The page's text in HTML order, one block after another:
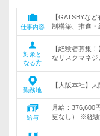
仕事内容
【GATSBYな
制構築、推進・
対象と
なる方
【経験者募集
なリスクマネジ
勤務地
【大阪本社】
給与
月給：376,600
更なし） ※経